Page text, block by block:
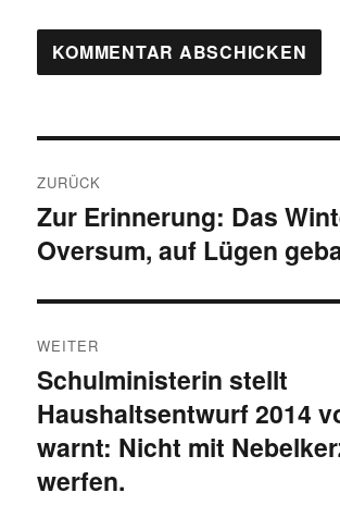
ZURÜCK
Vorheriger
Beitrag:
Zur Erinnerung: Das
Oversum, auf Lügen
WEITER
Nächster
Beitrag:
Schulministerin stellt
Haushaltsentwurf 2014
warnt: Nicht mit
werfen.